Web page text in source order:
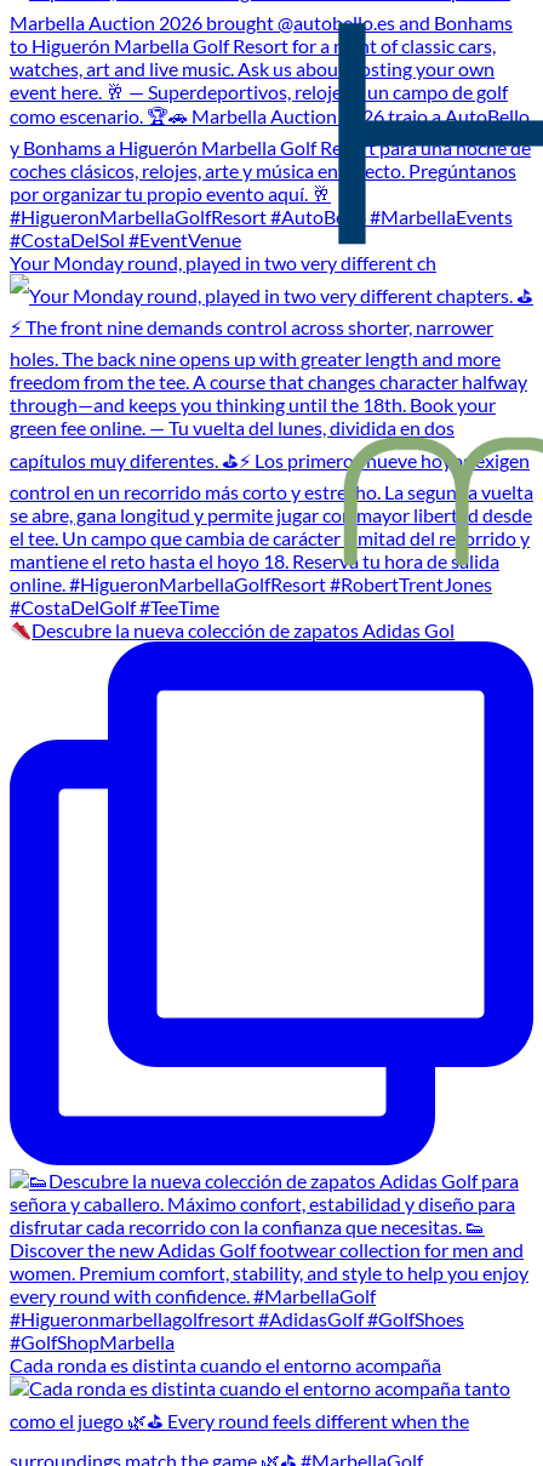
Your Monday round, played in two very different ch
Descubre la nueva colección de zapatos Adidas Gol
Cada ronda es distinta cuando el entorno acompaña